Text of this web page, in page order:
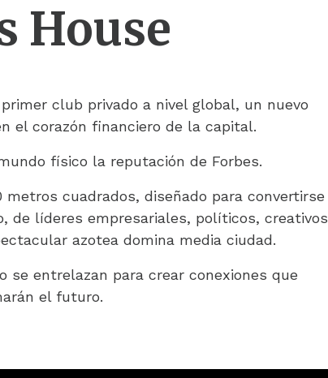
House
club privado a nivel global, un nuevo
el corazón financiero de la capital.
físico la reputación de Forbes.
cuadrados, diseñado para convertirse
de líderes empresariales, políticos, creativos
azotea domina media ciudad.
se entrelazan para crear conexiones que
el futuro.